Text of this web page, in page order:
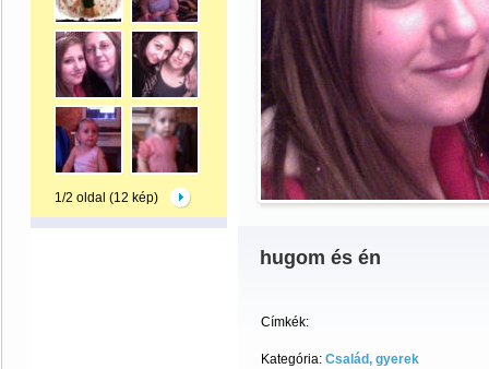
1/2 oldal (12 kép)
hugom és én
Címkék:
Kategória: Család, gyerek